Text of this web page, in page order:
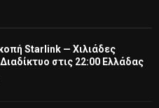
Starlink — Χιλιάδες
στις 22:00 Ελλάδας